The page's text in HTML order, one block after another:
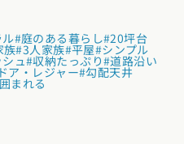
#庭のある暮らし#20坪台
族#3人家族#平屋#シンプル
ュ#収納たっぷり#道路沿い
ア・レジャー#勾配天井
まれる